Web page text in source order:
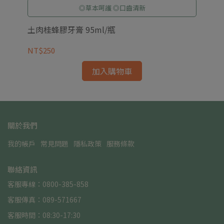
◎草本呵護 ◎口齒清新
土肉桂蜂膠牙膏 95ml/瓶
NT$250
加入購物車
關於我們
我的帳戶 常見問題 隱私政策 服務條款
聯絡資訊
客服專線：0800-385-858
客服傳真：089-571667
客服時間：08:30-17:30